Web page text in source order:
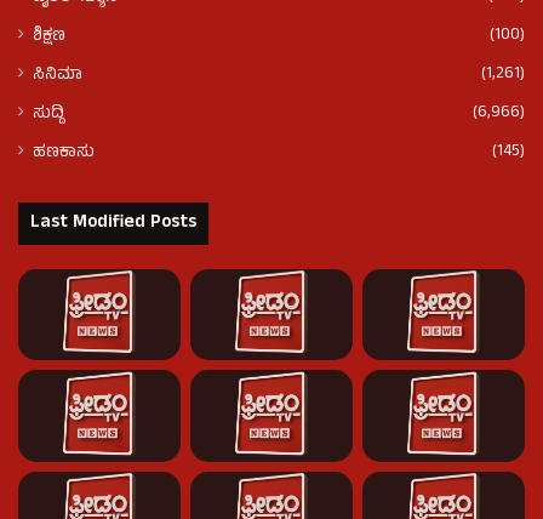
ಶಿಕ್ಷಣ
(100)
ಸಿನಿಮಾ
(1,261)
ಸುದ್ದಿ
(6,966)
ಹಣಕಾಸು
(145)
Last Modified Posts